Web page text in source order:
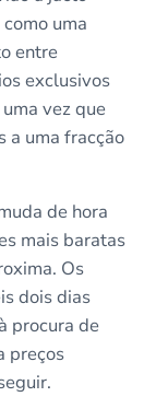
uma
entre
exclusivos
vez que
a uma fracção
de hora
mais baratas
Os
dois dias
procura de
preços